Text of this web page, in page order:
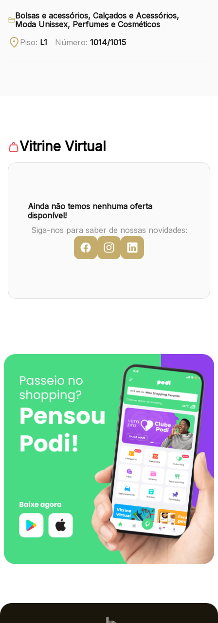
Ver local
Chamar Uber
Mapa Virtual
Bolsas e acessórios, Calçados e Acessórios,
Moda Unissex, Perfumes e Cosméticos
Piso: L1 Número: 1014/1015
Vitrine Virtual
Ainda não temos nenhuma oferta
disponível!
Siga-nos para saber de nossas novidades: